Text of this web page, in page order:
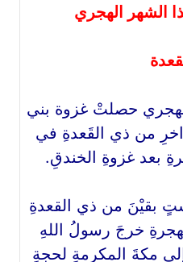
الشهر الهجري
حصلتْ غزوة بني
من ذي القَعدةِ في
بعد غزوةِ الخندقِ.
بقيْنَ من ذي القعدةِ
خرجَ رسولُ اللهِ
مكةَ المكرمةِ لحجةِ